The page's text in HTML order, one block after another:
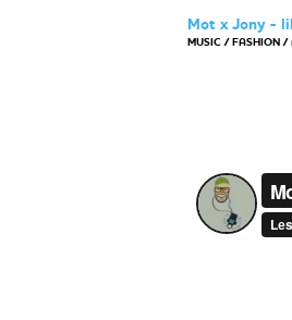
Mot x Jony -
MUSIC / FASHION /